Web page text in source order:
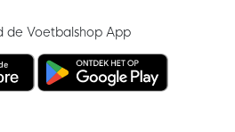
de Voetbalshop App